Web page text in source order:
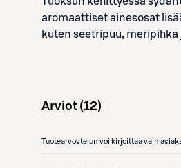
aromaattiset ainesosat
kuten seetripuu,
Arviot (12)
Tuotearvostelun voi kirjoittaa vain